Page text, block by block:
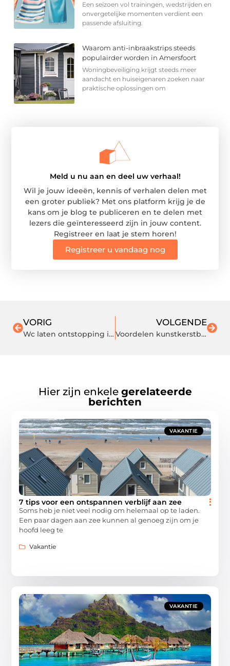
Een seizoen vol trainingen, wedstrijden en
onvergetelijke momenten verdient een
passende afsluiting.
Waarom anti-inbraakstrips steeds
populairder worden in Amersfoort
Woningbeveiliging krijgt steeds meer
aandacht en huiseigenaren zoeken naar
praktische oplossingen om
Meld u nu aan en deel uw verhaal!
Wil je jouw ideeën, kennis of verhalen delen met
een groter publiek? Met ons platform krijg je de
kans om je blog te publiceren en te delen met
lezers die geïnteresseerd zijn in jouw content.
Registreer en laat je stem horen!
Registreer u vandaag nog
VORIG
Wc laten ontstopping in Utrecht
VOLGENDE
Voordelen kunstkerstboom
Hier zijn enkele gerelateerde
berichten
VAKANTIE
7 tips voor een ontspannen verblijf aan zee
Soms heb je niet veel nodig om helemaal op te laden.
Een paar dagen aan zee kunnen al genoeg zijn om je
hoofd leeg te
Vakantie
VAKANTIE